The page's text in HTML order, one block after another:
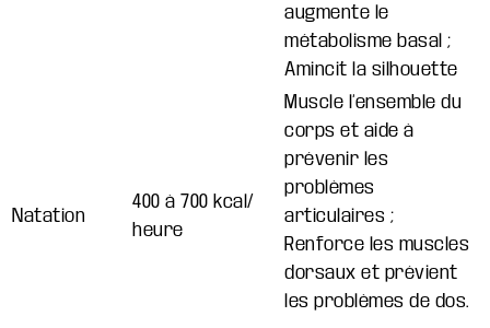
augmente le
métabolisme basal ;
Amincit la silhouette
Natation
400 à 700 kcal/
heure
Muscle l’ensemble du
corps et aide à
prévenir les
problèmes
articulaires ;
Renforce les muscles
dorsaux et prévient
les problèmes de dos.